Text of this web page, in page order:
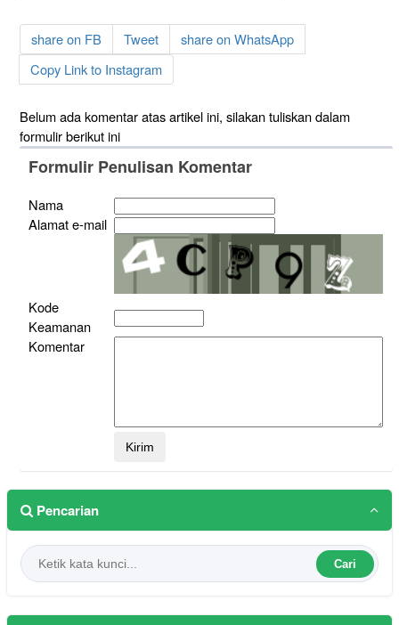
share on FB Tweet
share on WhatsApp
Copy Link to Instagram
Belum ada komentar atas artikel ini, silakan tuliskan dalam
formulir berikut ini
Formulir Penulisan Komentar
Nama
Alamat e-mail
Kode
Keamanan
Komentar
Pencarian
Cari